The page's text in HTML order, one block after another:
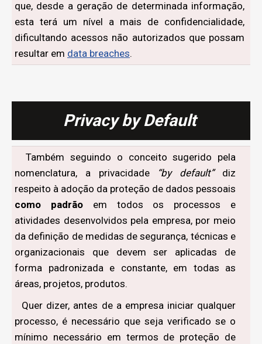
que, desde a geração de determinada informação,
esta terá um nível a mais de confidencialidade,
dificultando acessos não autorizados que possam
resultar em data breaches.
Privacy by Default
Também seguindo o conceito sugerido pela
nomenclatura, a privacidade
“by default”diz
respeito à adoção da proteção de dados pessoais
como padrãoem todos os processos e
atividades desenvolvidos pela empresa, por meio
da definição de medidas de segurança, técnicas e
organizacionais que devem ser aplicadas de
forma padronizada e constante, em todas as
áreas, projetos, produtos.
Quer dizer, antes de a empresa iniciar qualquer
processo, é necessário que seja verificado se o
mínimo necessário em termos de proteção de